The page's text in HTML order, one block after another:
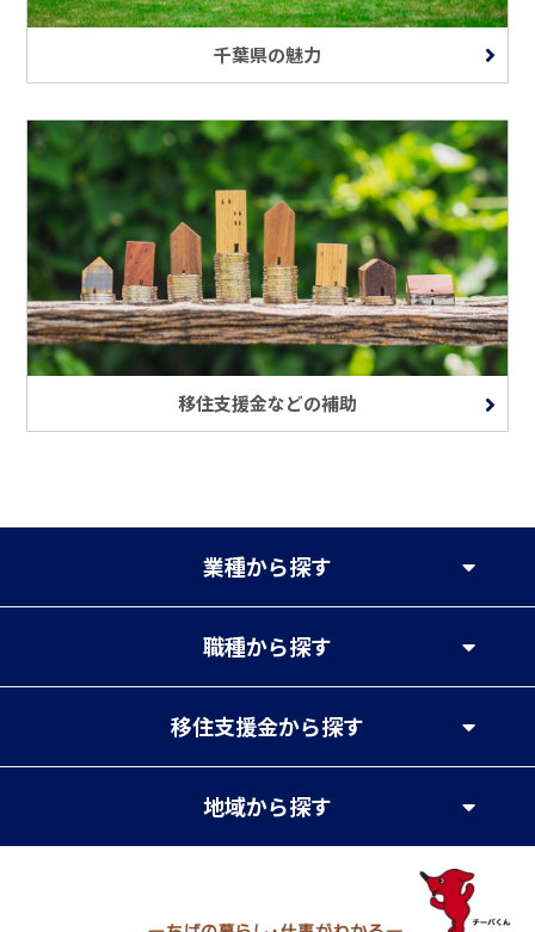
千葉県の魅力
移住支援金などの補助
業種から探す
職種から探す
移住支援金から探す
地域から探す